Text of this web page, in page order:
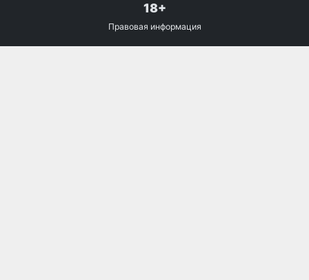
18+
Правовая информация